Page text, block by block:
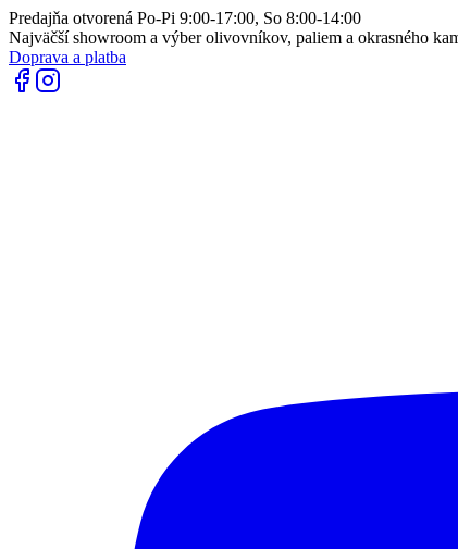
Predajňa otvorená Po-Pi 9:00-17:00, So 8:00-14:00
Najväčší showroom a výber olivovníkov, paliem a okrasného
Doprava a platba